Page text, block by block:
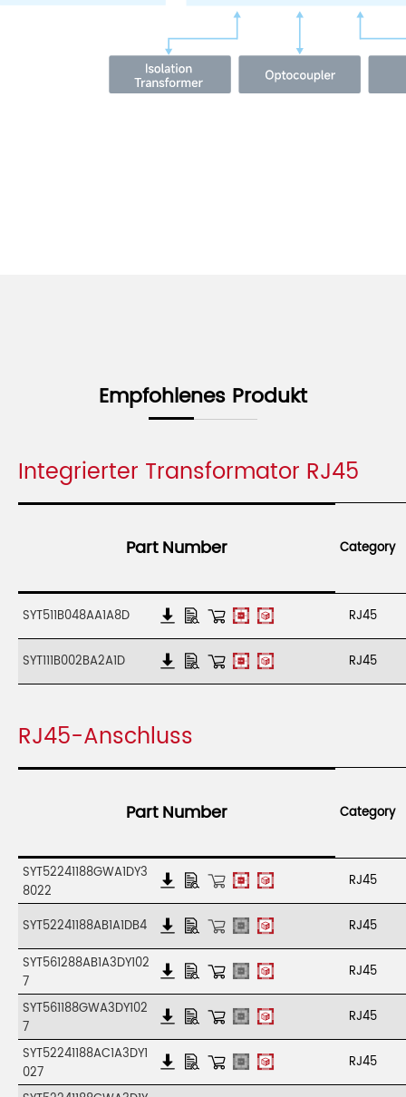
Empfohlenes Produkt
Integrierter Transformator RJ45
Part Number
SYT511B048AA1A8D
SYT111B002BA2A1D
Category
RJ45
RJ45
RJ45-Anschluss
Part Number
SYT52241188GWA1DY3
8022
SYT52241188AB1A1DB4
SYT561288AB1A3DY102
7
SYT561188GWA3DY102
7
SYT52241188AC1A3DY1
027
Category
RJ45
RJ45
RJ45
RJ45
RJ45